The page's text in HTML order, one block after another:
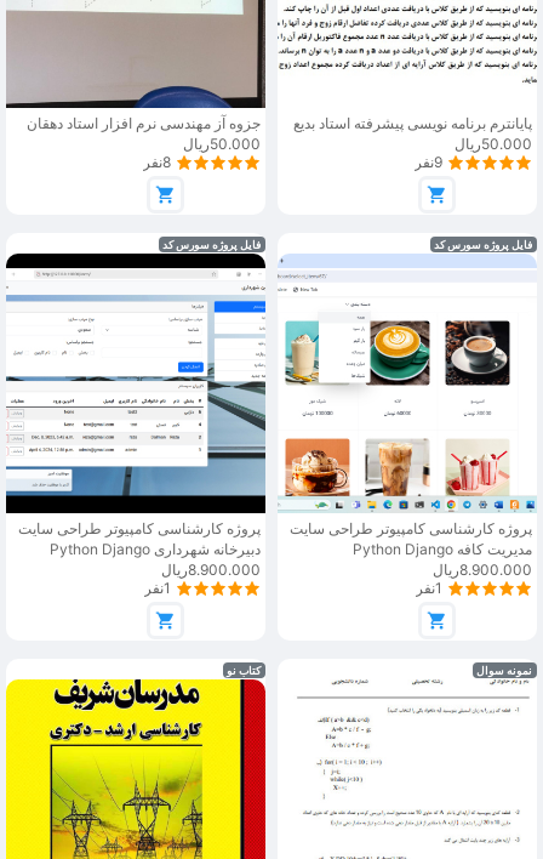
پایانترم برنامه نویسی پیشرفته استاد بدیع
50.000ریال
9نفر
جزوه آز مهندسی نرم افزار استاد دهقان
50.000ریال
8نفر
فایل پروژه سورس کد
پروژه کارشناسی کامپیوتر طراحی سایت
مدیریت کافه Python Django
8.900.000ریال
1نفر
فایل پروژه سورس کد
پروژه کارشناسی کامپیوتر طراحی سایت
دبیرخانه شهرداری Python Django
8.900.000ریال
1نفر
نمونه سوال کتاب نو